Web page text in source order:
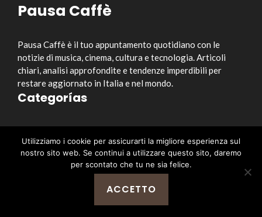
Pausa Caffè
Pausa Caffè è il tuo appuntamento quotidiano con le
notizie di musica, cinema, cultura e tecnologia. Articoli
chiari, analisi approfondite e tendenze imperdibili per
restare aggiornato in Italia e nel mondo.
Categorías
Musica
Cinema e Serie TV
Style&Culture
Enlaces útiles
Utilizziamo i cookie per assicurarti la migliore esperienza sul
nostro sito web. Se continui a utilizzare questo sito, daremo
per scontato che tu ne sia felice.
ACCETTO